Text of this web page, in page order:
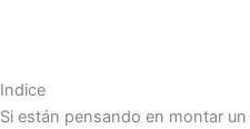
Indice
Si están pensando en montar